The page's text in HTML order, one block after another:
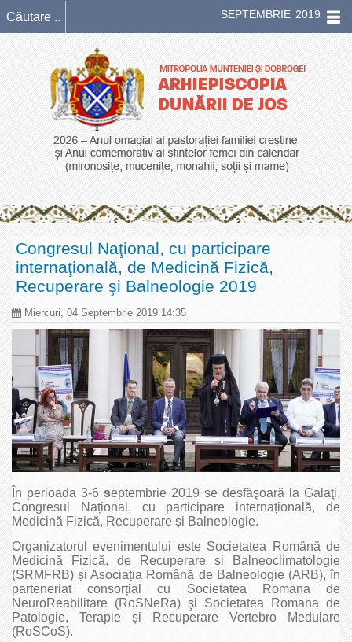
SEPTEMBRIE 2019
Congresul Naţional, cu participare
internaţională, de Medicină Fizică,
Recuperare şi Balneologie 2019
Miercuri, 04 Septembrie 2019 14:35
În perioada 3-6 septembrie 2019 se desfăşoară la Galaţi,
Congresul Național, cu participare internațională, de
Medicină Fizică, Recuperare și Balneologie.
Organizatorul evenimentului este Societatea Română de
Medicină Fizică, de Recuperare și Balneoclimatologie
(SRMFRB) și Asociația Română de Balneologie (ARB), în
parteneriat consorțial cu Societatea Romana de
NeuroReabilitare (RoSNeRa) şi Societatea Romana de
Patologie, Terapie și Recuperare Vertebro Medulare
(RoSCoS).